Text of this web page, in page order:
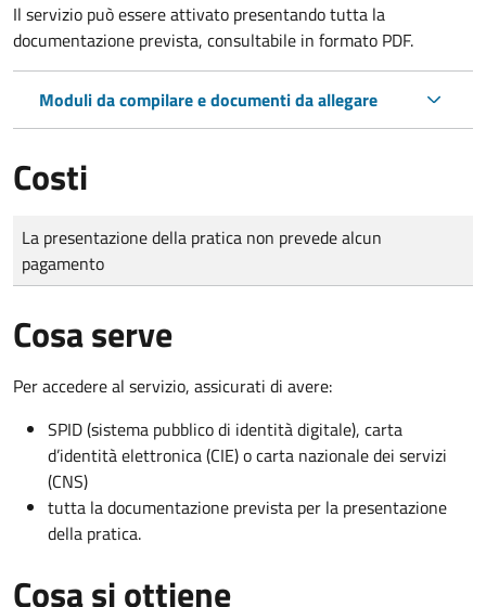
Il servizio può essere attivato presentando tutta la
documentazione prevista, consultabile in formato PDF.
Moduli da compilare e documenti da allegare
Costi
Tipo di pagamento
Importo
La presentazione della pratica non prevede alcun
pagamento
Cosa serve
Per accedere al servizio, assicurati di avere:
SPID (sistema pubblico di identità digitale), carta
d’identità elettronica (CIE) o carta nazionale dei servizi
(CNS)
tutta la documentazione prevista per la presentazione
della pratica.
Cosa si ottiene